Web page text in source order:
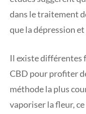
dans le traitement
que la dépression et
Il existe différentes
CBD pour profiter
méthode la plus
vaporiser la fleur,